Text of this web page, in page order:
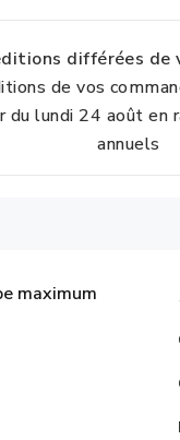
différées de
de vos
du lundi 24 août en
annuels
maximum